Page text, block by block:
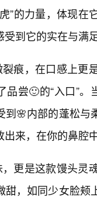
”的力量，体现
受到它的实在与满
裂痕，在口感上
品尝🙂的“入口”
到🌸内部的蓬松
出来，在你的鼻腔
，更是这款馒头
甜，如同少女脸